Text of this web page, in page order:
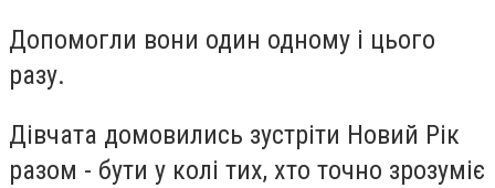
Допомогли вони один одному і цього
разу.
Дівчата домовились зустріти Новий Рік
разом - бути у колі тих, хто точно зрозуміє